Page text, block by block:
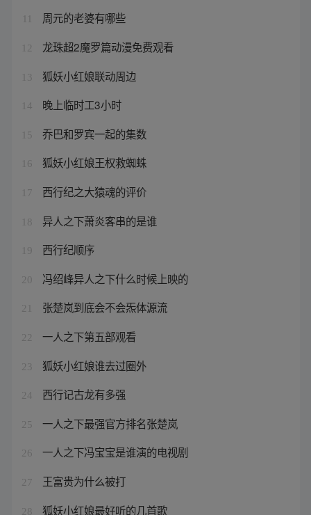
周元的老婆有哪些
12 龙珠超2魔罗篇动漫免费观看
13 狐妖小红娘联动周边
14 晚上临时工3小时
15 乔巴和罗宾一起的集数
16 狐妖小红娘王权救蜘蛛
17 西行纪之大猿魂的评价
18 异人之下萧炎客串的是谁
19 西行纪顺序
20 冯绍峰异人之下什么时候上映的
21 张楚岚到底会不会炁体源流
22 一人之下第五部观看
23 狐妖小红娘谁去过圈外
24 西行记古龙有多强
25 一人之下最强官方排名张楚岚
26 一人之下冯宝宝是谁演的电视剧
27 王富贵为什么被打
28 狐妖小红娘最好听的几首歌